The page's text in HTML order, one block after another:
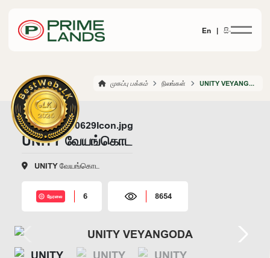
En | සිං
முகப்பு பக்கம் நிலங்கள் UNITY VEYANGODA
UNITY வேயங்கொட
UNITY வேயங்கொட
நேரலை 6 8654